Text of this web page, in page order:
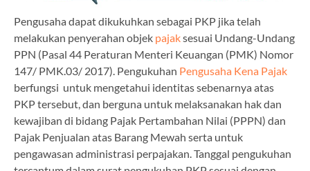
Pengusaha dapat dikukuhkan sebagai PKP jika telah
melakukan penyerahan objek pajaksesuai Undang-Undang
PPN (Pasal 44 Peraturan Menteri Keuangan (PMK) Nomor
147/ PMK.03/ 2017). Pengukuhan Pengusaha Kena Pajak
berfungsi untuk mengetahui identitas sebenarnya atas
PKP tersebut, dan berguna untuk melaksanakan hak dan
kewajiban di bidang Pajak Pertambahan Nilai (PPPN) dan
Pajak Penjualan atas Barang Mewah serta untuk
pengawasan administrasi perpajakan. Tanggal pengukuhan